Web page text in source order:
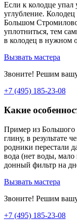
Если к колодце упал
углубление. Колодец
Большом Стромилово
уплотниться, тем
в колодец в нужном
Вызвать мастера
Звоните! Решим
+7 (495) 185-23-08
Какие
Пример из Большого
глину, в результате
родники перестали
вода (нет воды,
донный фильтр на
Вызвать мастера
Звоните! Решим
+7 (495) 185-23-08